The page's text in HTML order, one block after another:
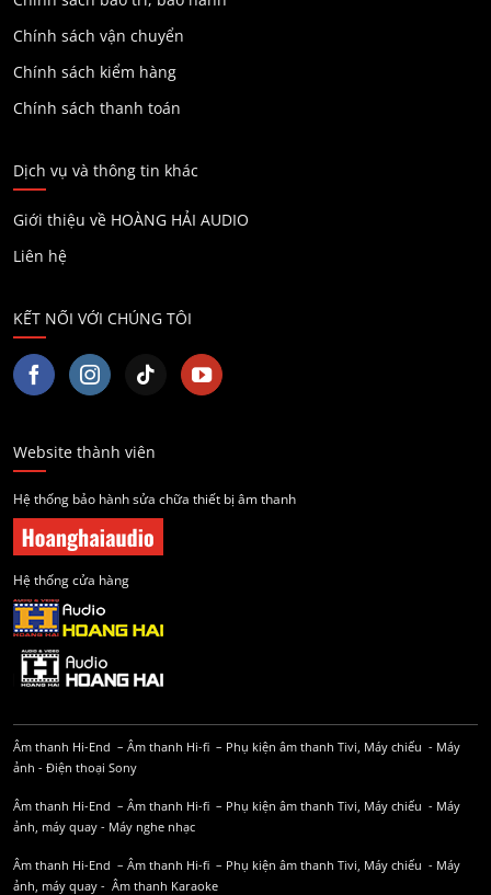
Chính sách vận chuyển
Chính sách kiểm hàng
Chính sách thanh toán
Dịch vụ và thông tin khác
Giới thiệu về HOÀNG HẢI AUDIO
Liên hệ
KẾT NỐI VỚI CHÚNG TÔI
Website thành viên
Hệ thống bảo hành sửa chữa thiết bị âm thanh
Hệ thống cửa hàng
Âm thanh Hi-End – Âm thanh Hi-fi – Phụ kiện âm thanh Tivi, Máy chiếu - Máy
ảnh - Điện thoại Sony
Âm thanh Hi-End – Âm thanh Hi-fi – Phụ kiện âm thanh Tivi, Máy chiếu - Máy
ảnh, máy quay - Máy nghe nhạc
Âm thanh Hi-End – Âm thanh Hi-fi – Phụ kiện âm thanh Tivi, Máy chiếu - Máy
ảnh, máy quay - Âm thanh Karaoke